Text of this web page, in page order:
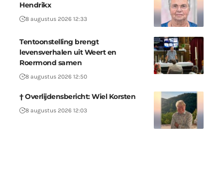
Hendrikx
8 augustus 2026 12:33
Tentoonstelling brengt
levensverhalen uit Weert en
Roermond samen
8 augustus 2026 12:50
† Overlijdensbericht: Wiel Korsten
8 augustus 2026 12:03